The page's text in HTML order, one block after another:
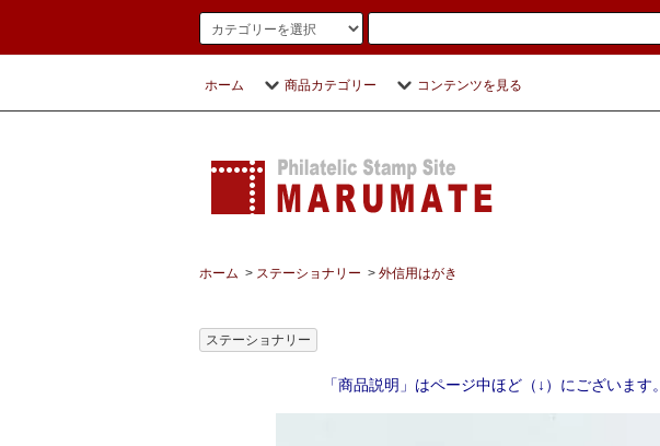
ホーム 商品カテゴリー コンテンツを見る
ホーム > ステーショナリー > 外信用はがき
ステーショナリー
「商品説明」はページ中ほど（↓）にございます。